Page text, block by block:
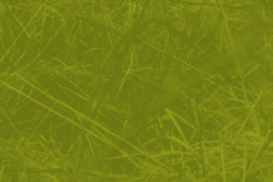
ЗА ПАЗАРУВАНЕТО
ПОЛЕЗНО ЗА КЛИЕНТА
АБОНАМЕНТ ЗА БЮЛЕТИН
✓ нови продукти
✓ стартиращи разпродажби